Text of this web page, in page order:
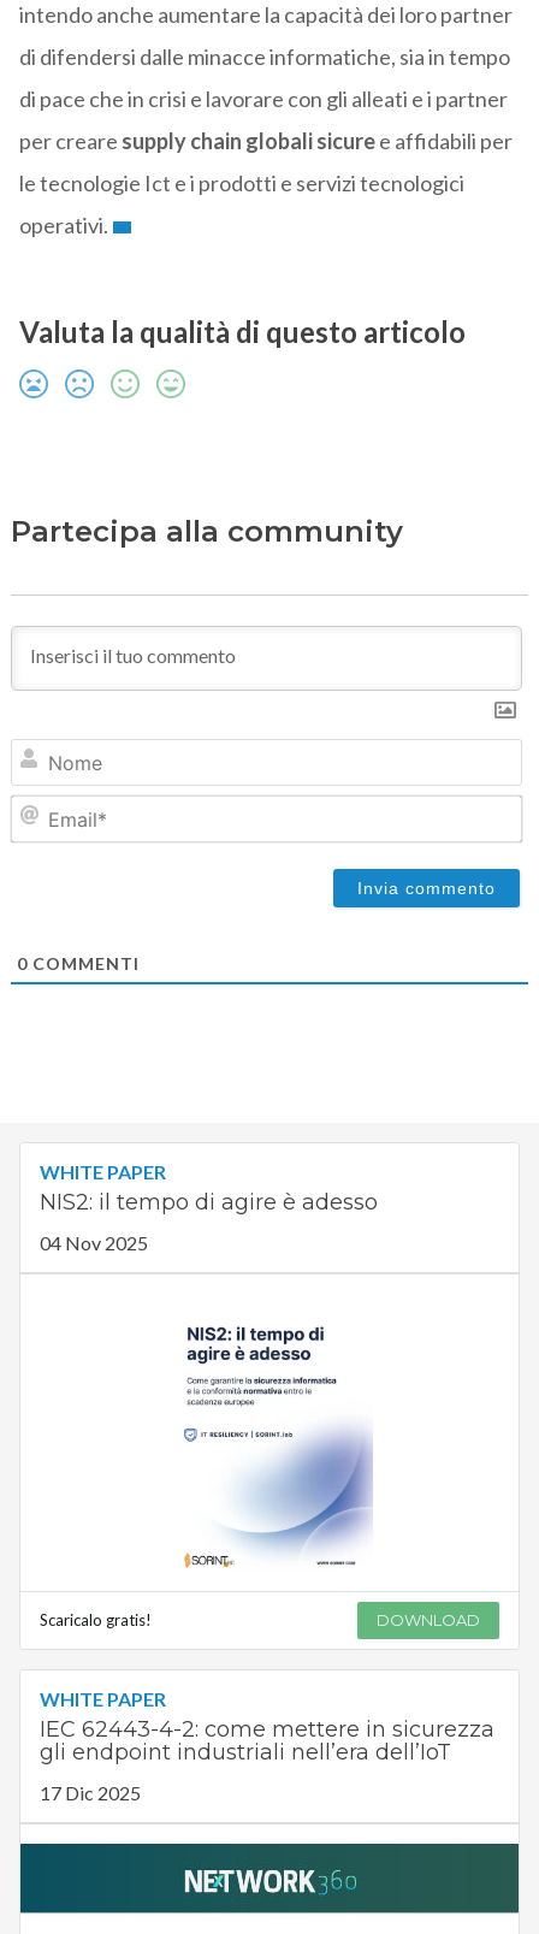
intendo anche aumentare la capacità dei loro partner
di difendersi dalle minacce informatiche, sia in tempo
di pace che in crisi e lavorare con gli alleati e i partner
per creare supply chain globali sicuree affidabili per
le tecnologie Ict e i prodotti e servizi tecnologici
operativi.
Valuta la qualità di questo articolo
Partecipa alla community
0COMMENTI
WHITE PAPER
NIS2: il tempo di agire è adesso
04 Nov 2025
Scaricalo gratis! DOWNLOAD
WHITE PAPER
IEC 62443-4-2: come mettere in sicurezza
gli endpoint industriali nell’era dell’IoT
17 Dic 2025